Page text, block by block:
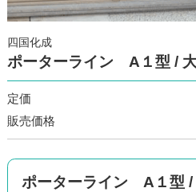
四国化成
ポーターライン A１型 /
定価
販売価格
ポーターライン A１型